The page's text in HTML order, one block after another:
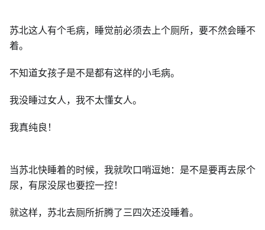
苏北这人有个毛病，睡觉前必须去上个厕所，要不然会睡不
着。
不知道女孩子是不是都有这样的小毛病。
我没睡过女人，我不太懂女人。
我真纯良！
当苏北快睡着的时候，我就吹口哨逗她：是不是要再去尿个
尿，有尿没尿也要控一控！
就这样，苏北去厕所折腾了三四次还没睡着。